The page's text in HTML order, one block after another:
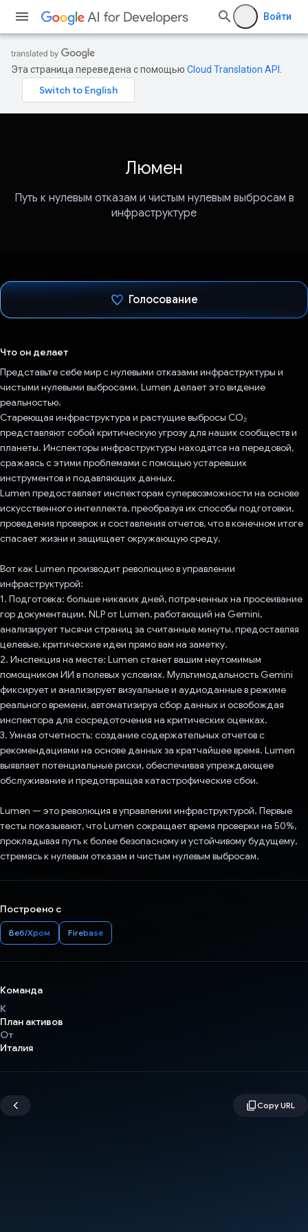
Войти
Эта страница переведена с помощью Cloud Translation API
Люмен
Путь к нулевым отказам и чистым нулевым выбросам в
инфраструктуре
Голосование
Что он делает
Представьте себе мир с нулевыми отказами инфраструктуры и
чистыми нулевыми выбросами. Lumen делает это видение
реальностью.
Стареющая инфраструктура и растущие выбросы CO₂
представляют собой критическую угрозу для наших сообществ и
планеты. Инспекторы инфраструктуры находятся на передовой,
сражаясь с этими проблемами с помощью устаревших
инструментов и подавляющих данных.
Lumen предоставляет инспекторам супервозможности на основе
искусственного интеллекта, преобразуя их способы подготовки,
проведения проверок и составления отчетов, что в конечном итоге
спасает жизни и защищает окружающую среду.
Вот как Lumen производит революцию в управлении
инфраструктурой:
1. Подготовка: больше никаких дней, потраченных на просеивание
гор документации. NLP от Lumen, работающий на Gemini,
анализирует тысячи страниц за считанные минуты, предоставляя
целевые, критические идеи прямо вам на заметку.
2. Инспекция на месте: Lumen станет вашим неутомимым
помощником ИИ в полевых условиях. Мультимодальность Gemini
фиксирует и анализирует визуальные и аудиоданные в режиме
реального времени, автоматизируя сбор данных и освобождая
инспектора для сосредоточения на критических оценках.
3. Умная отчетность: создание содержательных отчетов с
рекомендациями на основе данных за кратчайшее время. Lumen
выявляет потенциальные риски, обеспечивая упреждающее
обслуживание и предотвращая катастрофические сбои.
Lumen — это революция в управлении инфраструктурой. Первые
тесты показывают, что Lumen сокращает время проверки на 50%,
прокладывая путь к более безопасному и устойчивому будущему,
стремясь к нулевым отказам и чистым нулевым выбросам.
Построено с
Веб/Хром Firebase
Команда
К
План активов
От
Италия